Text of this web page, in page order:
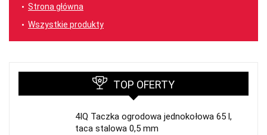
Strona główna
Wszystkie produkty
TOP OFERTY
4IQ Taczka ogrodowa jednokołowa 65 l,
taca stalowa 0,5 mm